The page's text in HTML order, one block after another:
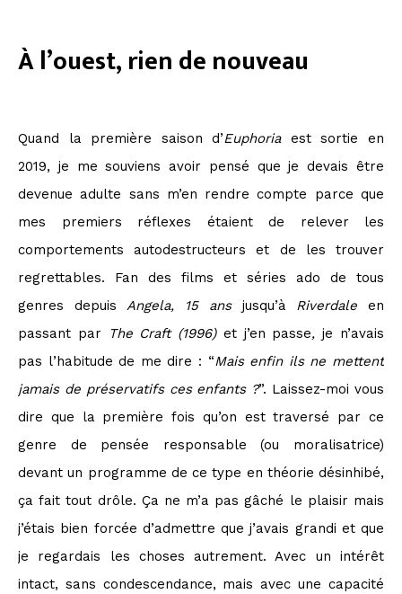
À l’ouest, rien de nouveau
Quand la première saison d’Euphoriaest sortie en
2019, je me souviens avoir pensé que je devais être
devenue adulte sans m’en rendre compte parce que
mes premiers réflexes étaient de relever les
comportements autodestructeurs et de les trouver
regrettables. Fan des films et séries ado de tous
genres depuisAngela, 15 ans jusqu’à Riverdaleen
passant par The Craft (1996) et j’en passe,je n’avais
pas l’habitude de me dire : “Mais enfin ils ne mettent
jamais de préservatifs ces enfants ?”. Laissez-moi vous
dire que la première fois qu’on est traversé par ce
genre de pensée responsable (ou moralisatrice)
devant un programme de ce type en théorie désinhibé,
ça fait tout drôle. Ça ne m’a pas gâché le plaisir mais
j’étais bien forcée d’admettre que j’avais grandi et que
je regardais les choses autrement. Avec un intérêt
intact, sans condescendance, mais avec une capacité